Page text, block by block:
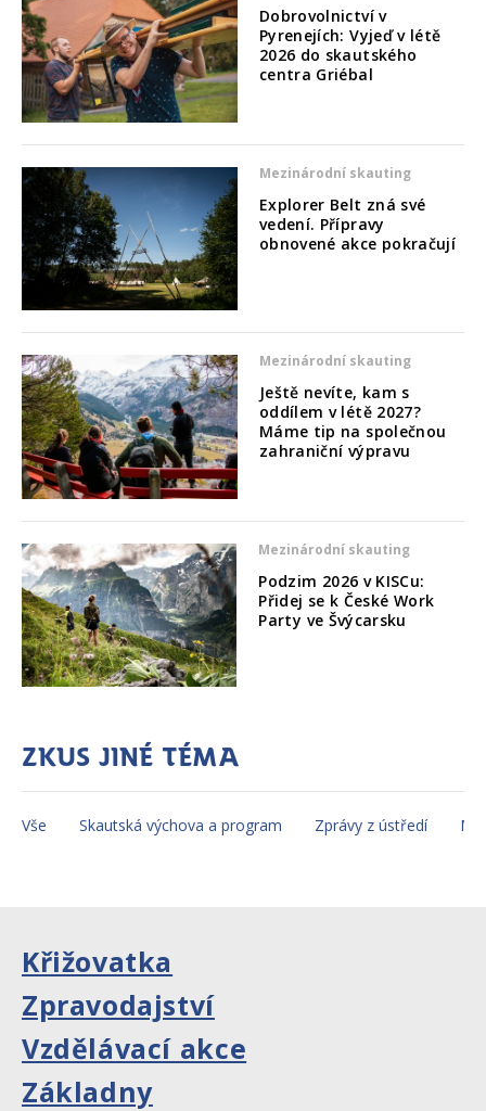
Dobrovolnictví v
Pyrenejích: Vyjeď v létě
2026 do skautského
centra Griébal
Mezinárodní skauting
Explorer Belt zná své
vedení. Přípravy
obnovené akce pokračují
Mezinárodní skauting
Ještě nevíte, kam s
oddílem v létě 2027?
Máme tip na společnou
zahraniční výpravu
Mezinárodní skauting
Podzim 2026 v KISCu:
Přidej se k České Work
Party ve Švýcarsku
Zkus jiné téma
Vše Skautská výchova a program Zprávy z ústředí
Křižovatka
Zpravodajství
Vzdělávací akce
Základny